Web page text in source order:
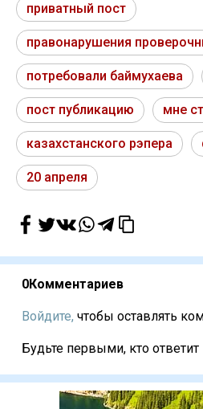
приватный пост
правонарушения
потребовали баймухаева
пост публикацию мне
казахстанского рэпера
20 апреля
0Комментариев
Войдите, чтобы оставлять
Будьте первыми, кто